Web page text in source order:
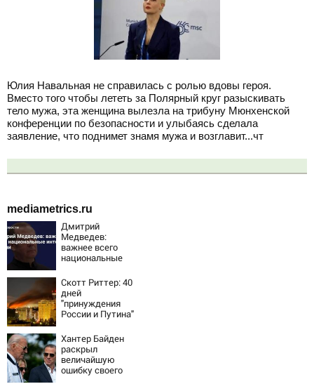
Юлия Навальная не справилась с ролью вдовы героя.
Вместо того чтобы лететь за Полярный круг разыскивать
тело мужа, эта женщина вылезла на трибуну Мюнхенской
конференции по безопасности и улыбаясь сделала
заявление, что поднимет знамя мужа и возглавит...чт
mediametrics.ru
Дмитрий
Медведев:
важнее всего
национальные
Скотт Риттер: 40
дней
"принуждения
России и Путина"
крах режима
Зеленского
Хантер Байден
раскрыл
величайшую
ошибку своего